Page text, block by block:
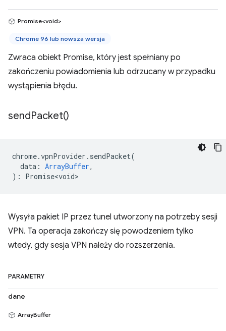
Promise<void>
Chrome 96 lub nowsza wersja
Zwraca obiekt Promise, który jest spełniany po
zakończeniu powiadomienia lub odrzucany w przypadku
wystąpienia błędu.
sendPacket()
chrome.vpnProvider . sendPacket(
data : ArrayBuffer,
) : Promise<void>
Wysyła pakiet IP przez tunel utworzony na potrzeby sesji
VPN. Ta operacja zakończy się powodzeniem tylko
wtedy, gdy sesja VPN należy do rozszerzenia.
PARAMETRY
dane
ArrayBuffer